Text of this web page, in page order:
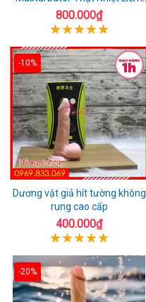
Rung
800.000₫
-10%
Dương vật giả hít tường không
rung cao cấp
400.000₫
-20%